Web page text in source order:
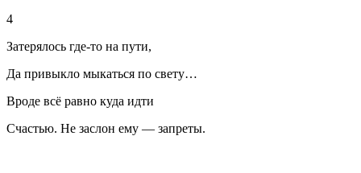
4
Затерялось где-то на пути,
Да привыкло мыкаться по свету…
Вроде всё равно куда идти
Счастью. Не заслон ему — запреты.